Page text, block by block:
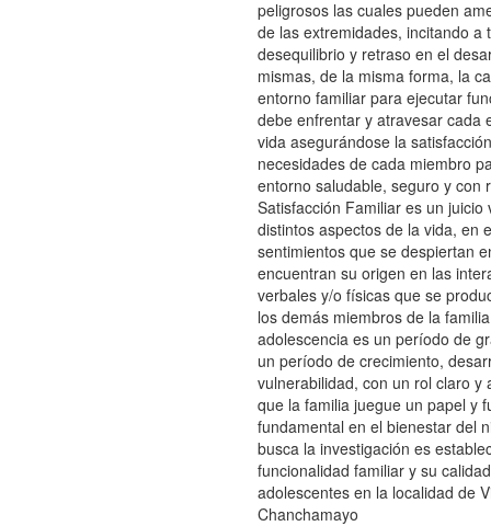
peligrosos las cuales pueden
de las extremidades, incitando a
desequilibrio y retraso en el
mismas, de la misma forma, la
entorno familiar para ejecutar
debe enfrentar y atravesar cada
vida asegurándose la
necesidades de cada miembro
entorno saludable, seguro y con
Satisfacción Familiar es un juicio
distintos aspectos de la vida, en
sentimientos que se despiertan
encuentran su origen en las
verbales y/o físicas que se
los demás miembros de la
adolescencia es un período de
un período de crecimiento,
vulnerabilidad, con un rol claro y
que la familia juegue un papel y
fundamental en el bienestar del
busca la investigación es
funcionalidad familiar y su
adolescentes en la localidad de
Chanchamayo